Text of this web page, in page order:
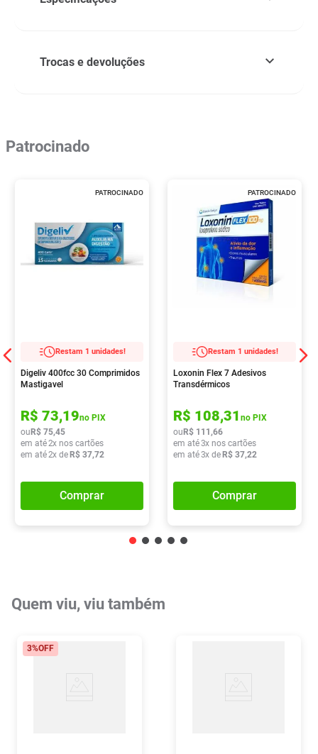
Trocas e devoluções
Patrocinado
PATROCINADO
Restam 1 unidades!
Digeliv 400fcc 30 Comprimidos
Mastigavel
R$ 73,19no PIX
ou R$ 75,45
em até2x nos cartões
em até2x de R$ 37,72
Comprar
PATROCINADO
Restam 1 unidades!
Loxonin Flex 7 Adesivos
Transdérmicos
R$ 108,31 no PIX
ou R$ 111 ,66
em até3x nos cartões
em até3x de R$ 37,22
Comprar
Quem viu, viu também
3%OFF